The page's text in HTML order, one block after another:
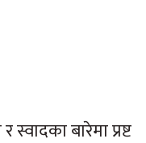
स्वादका बारेमा प्रष्ट